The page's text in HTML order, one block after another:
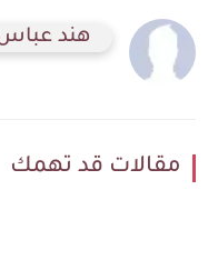
هند
مقالات قد تهمك